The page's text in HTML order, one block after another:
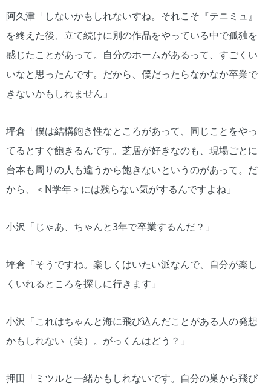
阿久津「しないかもしれないすね。それこそ『テニミュ』
を終えた後、立て続けに別の作品をやっている中で孤独を
感じたことがあって。自分のホームがあるって、すごくい
いなと思ったんです。だから、僕だったらなかなか卒業で
きないかもしれません」
坪倉「僕は結構飽き性なところがあって、同じことをやっ
てるとすぐ飽きるんです。芝居が好きなのも、現場ごとに
台本も周りの人も違うから飽きないというのがあって。だ
から、＜N学年＞には残らない気がするんですよね」
小沢「じゃあ、ちゃんと3年で卒業するんだ？」
坪倉「そうですね。楽しくはいたい派なんで、自分が楽し
くいれるところを探しに行きます」
小沢「これはちゃんと海に飛び込んだことがある人の発想
かもしれない（笑）。がっくんはどう？」
押田「ミツルと一緒かもしれないです。自分の巣から飛び